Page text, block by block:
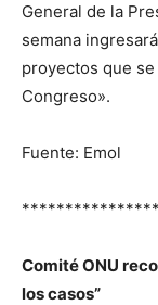
General de la
semana
proyectos que
Congreso».
Fuente: Emol
Comité ONU
los casos”